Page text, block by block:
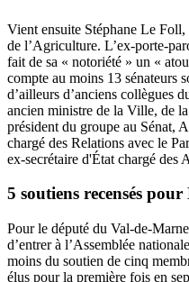
Vient ensuite Stéphane Le
de l’Agriculture. L’ex-porte-
fait de sa « notoriété » un «
compte au moins 13 sénateurs
d’ailleurs d’anciens collègues
ancien ministre de la Ville, de la
président du groupe au Sénat,
chargé des Relations avec le
ex-secrétaire d'État chargé des
5 soutiens recensés
Pour le député du Val-de-
d’entrer à l’Assemblée
moins du soutien de cinq
élus pour la première fois en